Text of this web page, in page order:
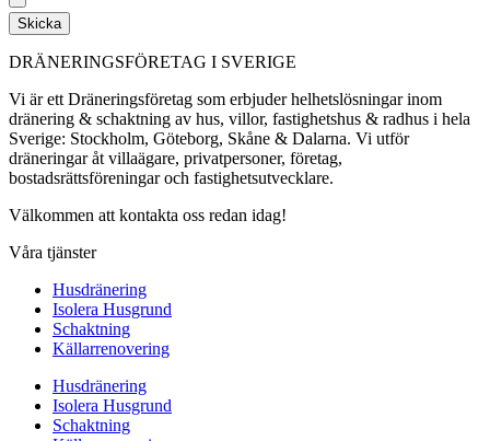
Skicka
DRÄNERINGSFÖRETAG I SVERIGE
Vi är ett Dräneringsföretag som erbjuder helhetslösningar inom
dränering & schaktning av hus, villor, fastighetshus & radhus i hela
Sverige: Stockholm, Göteborg, Skåne & Dalarna. Vi utför
dräneringar åt villaägare, privatpersoner, företag,
bostadsrättsföreningar och fastighetsutvecklare.
Välkommen att kontakta oss redan idag!
Våra tjänster
Husdränering
Isolera Husgrund
Schaktning
Källarrenovering
Husdränering
Isolera Husgrund
Schaktning